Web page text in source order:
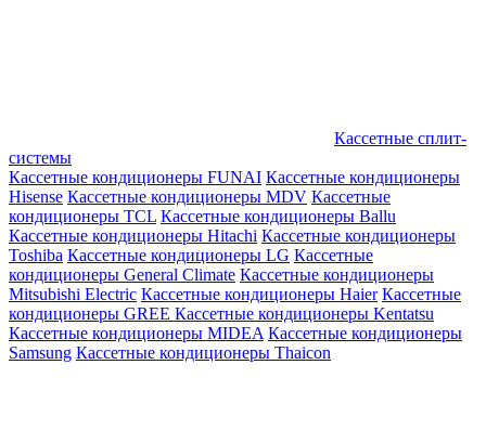
Кассетные сплит-
системы
Кассетные кондиционеры FUNAI Кассетные кондиционеры
Hisense Кассетные кондиционеры MDV Кассетные
кондиционеры TCL Кассетные кондиционеры Ballu
Кассетные кондиционеры Hitachi Кассетные кондиционеры
Toshiba Кассетные кондиционеры LG Кассетные
кондиционеры General Climate Кассетные кондиционеры
Mitsubishi Electric Кассетные кондиционеры Haier Кассетные
кондиционеры GREE Кассетные кондиционеры Kentatsu
Кассетные кондиционеры MIDEA Кассетные кондиционеры
Samsung Кассетные кондиционеры Thaicon